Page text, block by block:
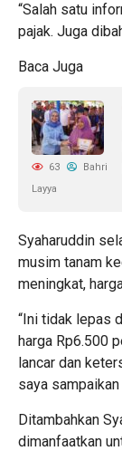
“Salah satu
pajak. Juga
Baca Juga
63
Bahri
Layya
Syaharuddin
musim tanam
meningkat,
“Ini tidak lepas
harga Rp6.500
lancar dan
saya sampaikan
Ditambahkan
dimanfaatkan